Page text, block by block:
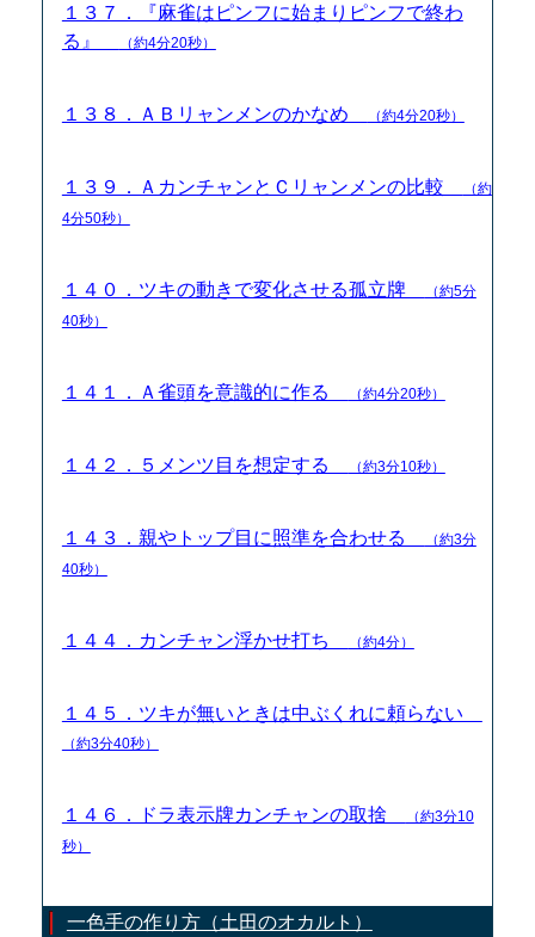
１３７．『麻雀はピンフに始まりピンフで終わ
る』
（約4分20秒）
１３８．ＡＢリャンメンのかなめ （約4分20秒）
１３９．ＡカンチャンとＣリャンメンの比較
（約
4分50秒）
１４０．ツキの動きで変化させる孤立牌
（約5分
40秒）
１４１．Ａ雀頭を意識的に作る （約4分20秒）
１４２．５メンツ目を想定する （約3分10秒）
１４３．親やトップ目に照準を合わせる
（約3分
40秒）
１４４．カンチャン浮かせ打ち （約4分）
１４５．ツキが無いときは中ぶくれに頼らない
（約3分40秒）
１４６．ドラ表示牌カンチャンの取捨
（約3分10
秒）
一色手の作り方（土田のオカルト）